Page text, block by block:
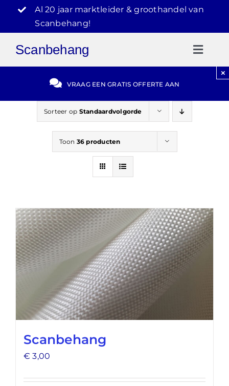
inhoud
Al 20 jaar marktleider & groothandel van
Scanbehang!
Scanbehang
Gratis Offerte
Video Reviews
VRAAG EEN GRATIS OFFERTE AAN
×
Sorteer op Standaardvolgorde
Toon 36 producten
Scanbehang
€ 3,00